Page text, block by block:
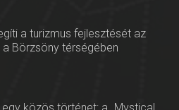
a turizmus fejlesztését az
Börzsöny térségében